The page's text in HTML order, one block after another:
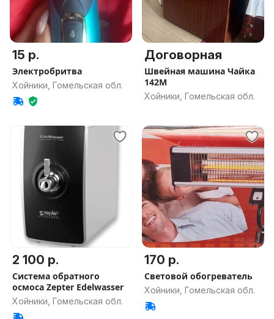
15 р.
Электробритва
Хойники, Гомельская обл.
Договорная
Швейная машина Чайка
142М
Хойники, Гомельская обл.
2 100 р.
Система обратного
осмоса Zepter Edelwasser
Хойники, Гомельская обл.
170 р.
Световой обогреватель
Хойники, Гомельская обл.